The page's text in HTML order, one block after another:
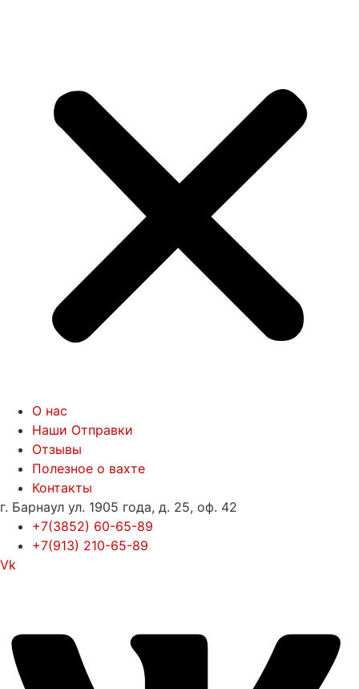
О нас
Наши Отправки
Отзывы
Полезное о вахте
Контакты
г. Барнаул ул. 1905 года, д. 25, оф. 42
+7(3852) 60-65-89
+7(913) 210-65-89
Vk